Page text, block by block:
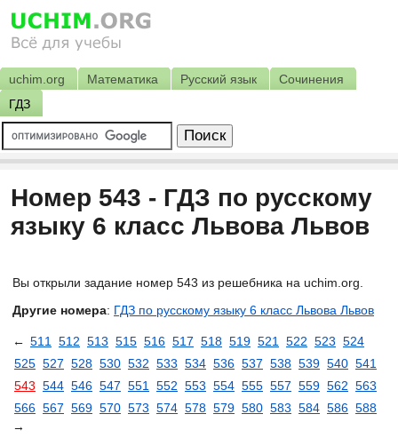
uchim.org Математика Русский язык
Сочинения
ГДЗ
Номер 543 - ГДЗ по русскому
языку 6 класс Львова Львов
Вы открыли задание номер 543 из решебника на uchim.org.
Другие номера: ГДЗ по русскому языку 6 класс Львова Львов
← 511 512 513 515 516 517 518 519 521 522 523 524
525 527 528 530 532 533 534 536 537 538 539 540 541
543 544 546 547 551 552 553 554 555 557 559 562 563
566 567 569 570 573 574 578 579 580 583 584 586 588
→